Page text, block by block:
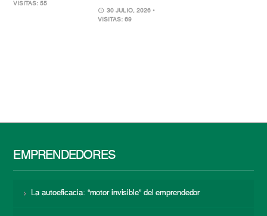
VISITAS: 55
30 JULIO, 2026 •
VISITAS: 69
EMPRENDEDORES
La autoeficacia: “motor invisible” del emprendedor